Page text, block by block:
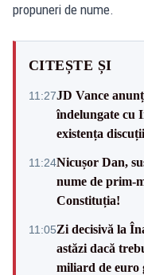
propuneri de nume.
CITEȘTE ȘI
11:27JD Vance
îndelungate cu
existența
11:24Nicușor Dan,
nume de prim-
Constituția!
11:05Zi decisivă la
astăzi dacă
miliard de euro